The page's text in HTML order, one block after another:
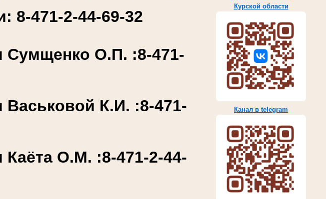
Курской области
Канал в telegram
8-471-2-44-69-32
Сумщенко О.П. :8-471-
К.И. :8-471-
Каёта О.М. :8-471-2-44-